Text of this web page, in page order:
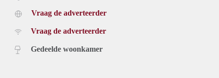
Vraag de adverteerder
Vraag de adverteerder
Gedeelde woonkamer